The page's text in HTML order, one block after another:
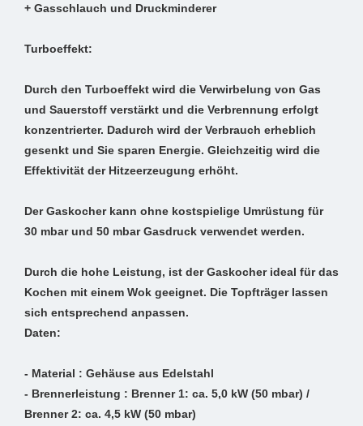
+ Gasschlauch und Druckminderer
Turboeffekt:
Durch den Turboeffekt wird die Verwirbelung von Gas
und Sauerstoff verstärkt und die Verbrennung erfolgt
konzentrierter. Dadurch wird der Verbrauch erheblich
gesenkt und Sie sparen Energie. Gleichzeitig wird die
Effektivität der Hitzeerzeugung erhöht.
Der Gaskocher kann ohne kostspielige Umrüstung für
30 mbar und 50 mbar Gasdruck verwendet werden.
Durch die hohe Leistung, ist der Gaskocher ideal für das
Kochen mit einem Wok geeignet. Die Topfträger lassen
sich entsprechend anpassen.
Daten:
- Material : Gehäuse aus Edelstahl
- Brennerleistung : Brenner 1: ca. 5,0 kW (50 mbar) /
Brenner 2: ca. 4,5 kW (50 mbar)